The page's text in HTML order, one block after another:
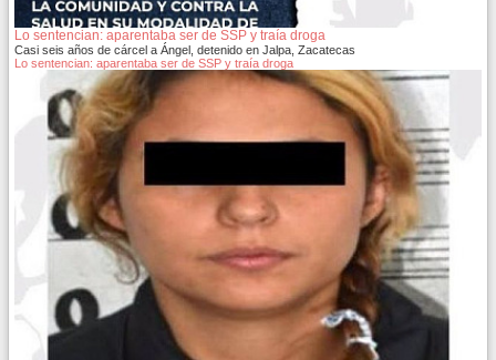
Lo sentencian: aparentaba ser de SSP y traía droga
Casi seis años de cárcel a Ángel, detenido en Jalpa, Zacatecas
Lo sentencian: aparentaba ser de SSP y traía droga